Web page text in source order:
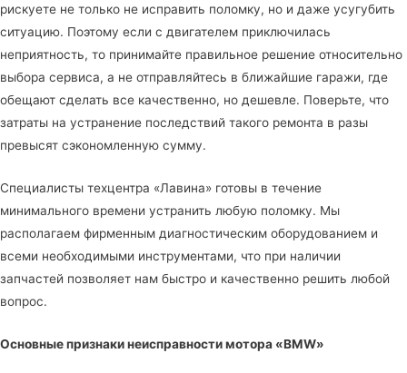
рискуете не только не исправить поломку, но и даже усугубить
ситуацию. Поэтому если с двигателем приключилась
неприятность, то принимайте правильное решение относительно
выбора сервиса, а не отправляйтесь в ближайшие гаражи, где
обещают сделать все качественно, но дешевле. Поверьте, что
затраты на устранение последствий такого ремонта в разы
превысят сэкономленную сумму.
Специалисты техцентра «Лавина» готовы в течение
минимального времени устранить любую поломку. Мы
располагаем фирменным диагностическим оборудованием и
всеми необходимыми инструментами, что при наличии
запчастей позволяет нам быстро и качественно решить любой
вопрос.
Основные признаки неисправности мотора «BMW»